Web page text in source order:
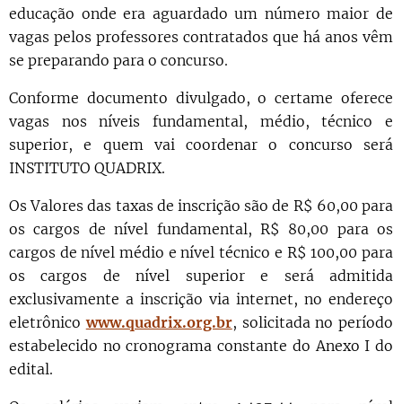
educação onde era aguardado um número maior de
vagas pelos professores contratados que há anos vêm
se preparando para o concurso.
Conforme documento divulgado, o certame oferece
vagas nos níveis fundamental, médio, técnico e
superior, e quem vai coordenar o concurso será
INSTITUTO QUADRIX.
Os Valores das taxas de inscrição são de R$ 60,00 para
os cargos de nível fundamental, R$ 80,00 para os
cargos de nível médio e nível técnico e R$ 100,00 para
os cargos de nível superior e será admitida
exclusivamente a inscrição via internet, no endereço
eletrônicowww.quadrix.org.br, solicitada no período
estabelecido no cronograma constante do Anexo I do
edital.